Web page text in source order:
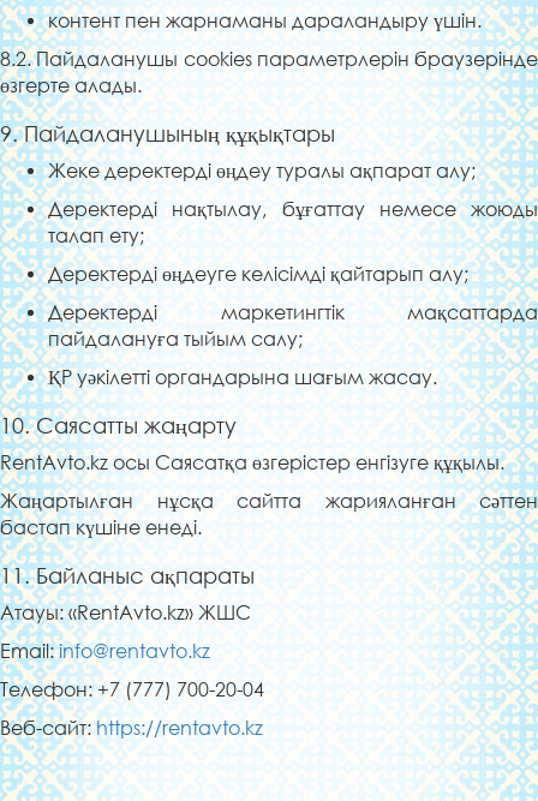
контент пен жарнаманы дараландыру үшін.
8.2. Пайдаланушы cookies параметрлерін браузерінде
өзгерте алады.
9. Пайдаланушының құқықтары
Жеке деректерді өңдеу туралы ақпарат алу;
Деректерді нақтылау, бұғаттау немесе жоюды
талап ету;
Деректерді өңдеуге келісімді қайтарып алу;
Деректерді маркетингтік мақсаттарда
пайдалануға тыйым салу;
ҚР уәкілетті органдарына шағым жасау.
10. Саясатты жаңарту
RentAvto.kz осы Саясатқа өзгерістер енгізуге құқылы.
Жаңартылған нұсқа сайтта жарияланған сәттен
бастап күшіне енеді.
11. Байланыс ақпараты
Атауы: «RentAvto.kz» ЖШС
Email:info@rentavto.kz
Телефон: +7 (777) 700-20-04
Веб-сайт:https://rentavto.kz